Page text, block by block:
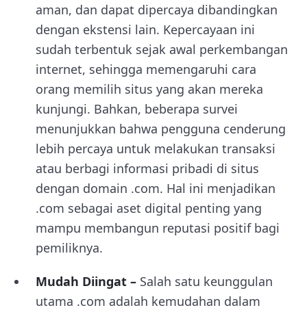
aman, dan dapat dipercaya dibandingkan
dengan ekstensi lain. Kepercayaan ini
sudah terbentuk sejak awal perkembangan
internet, sehingga memengaruhi cara
orang memilih situs yang akan mereka
kunjungi. Bahkan, beberapa survei
menunjukkan bahwa pengguna cenderung
lebih percaya untuk melakukan transaksi
atau berbagi informasi pribadi di situs
dengan domain .com. Hal ini menjadikan
.com sebagai aset digital penting yang
mampu membangun reputasi positif bagi
pemiliknya.
Mudah Diingat – Salah satu keunggulan
utama .com adalah kemudahan dalam